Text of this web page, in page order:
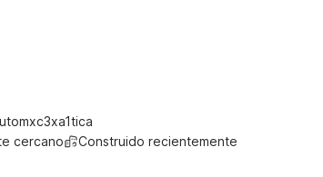
cercano Construido recientemente